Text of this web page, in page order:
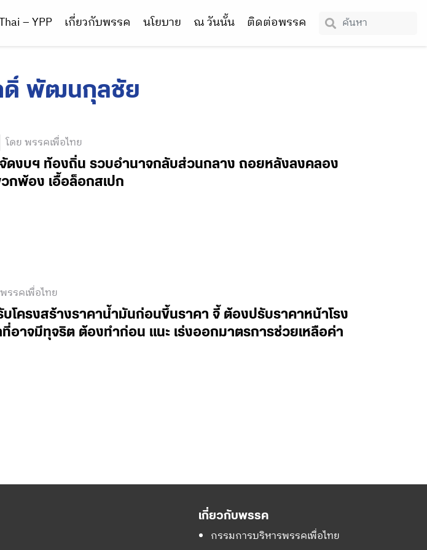
– YPP เกี่ยวกับพรรค นโยบาย ณ วันนั้น ติดต่อพรรค
ดิ์ พัฒนกุลชัย
โดย พรรคเพื่อไทย
ดงบฯ ท้องถิ่น รวบอำนาจกลับส่วนกลาง ถอยหลังลงคลอง
กพ้อง เอื้อล็อกสเปก
รรคเพื่อไทย
รับโครงสร้างราคาน้ำมันก่อนขึ้นราคา จี้ ต้องปรับราคาหน้าโรง
อาจมีทุจริต ต้องทำก่อน แนะ เร่งออกมาตรการช่วยเหลือค่า
เกี่ยวกับพรรค
กรรมการบริหารพรรคเพื่อไทย